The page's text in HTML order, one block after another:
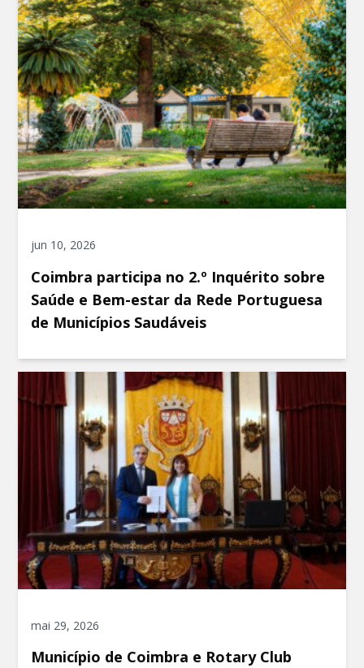
jun 10, 2026
Coimbra participa no 2.º Inquérito sobre
Saúde e Bem-estar da Rede Portuguesa
de Municípios Saudáveis
mai 29, 2026
Município de Coimbra e Rotary Club